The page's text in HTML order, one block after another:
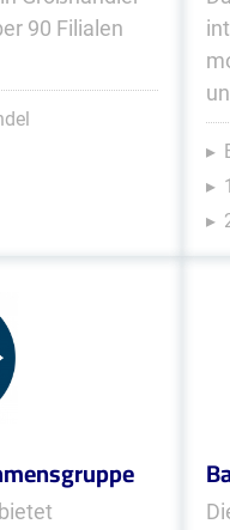
90 Filialen